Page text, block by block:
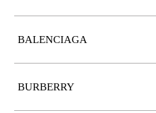
BALENCIAGA
BURBERRY